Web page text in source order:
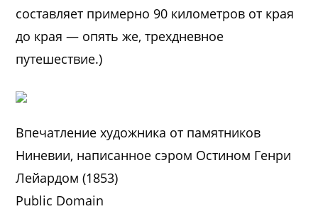
составляет примерно 90 километров от края
до края — опять же, трехдневное
путешествие.)
Впечатление художника от памятников
Ниневии, написанное сэром Остином Генри
Лейардом (1853)
Public Domain